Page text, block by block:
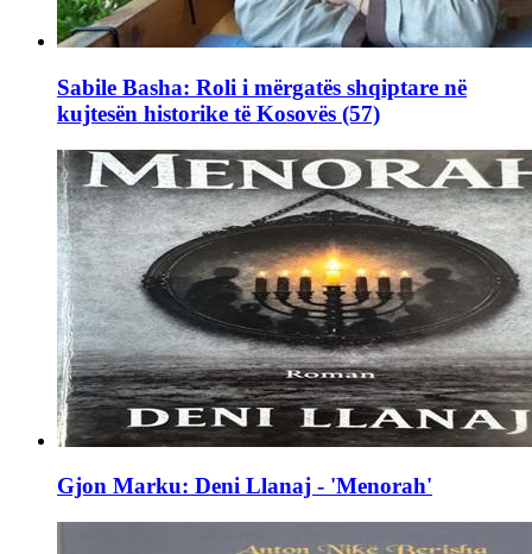
Sabile Basha: Roli i mërgatës shqiptare në
kujtesën historike të Kosovës (57)
Gjon Marku: Deni Llanaj - 'Menorah'